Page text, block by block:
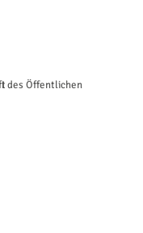
des Öffentlichen